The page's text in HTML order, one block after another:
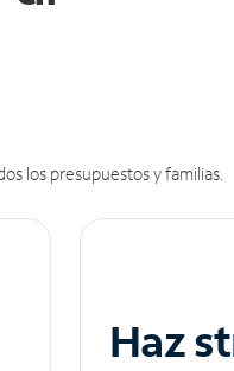
los presupuestos y familias.
Haz